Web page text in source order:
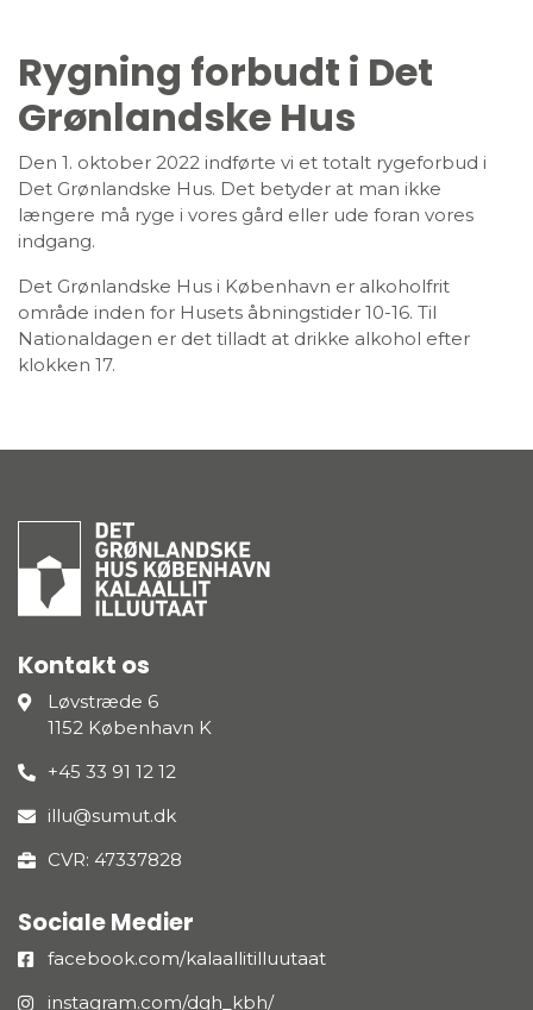
Rygning forbudt i Det
Grønlandske Hus
Den 1. oktober 2022 indførte vi et totalt rygeforbud i
Det Grønlandske Hus. Det betyder at man ikke
længere må ryge i vores gård eller ude foran vores
indgang.
Det Grønlandske Hus i København er alkoholfrit
område inden for Husets åbningstider 10-16. Til
Nationaldagen er det tilladt at drikke alkohol efter
klokken 17.
Kontakt os
Løvstræde 6
1152 København K
+45 33 91 12 12
illu@sumut.dk
CVR: 47337828
Sociale Medier
facebook.com/kalaallitilluutaat
instagram.com/dgh_kbh/